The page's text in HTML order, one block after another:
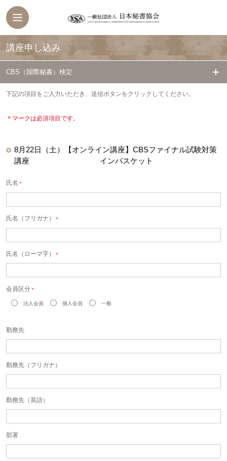
講座申し込み
CBS（国際秘書）検定
下記の項目をご入力いただき、送信ボタンをクリックしてください。
＊マークは必須項目です。
8月22日（土）【オンライン講座】CBSファイナル試験対策
講座 インバスケット
氏名 ＊
氏名（フリガナ） ＊
氏名（ローマ字） ＊
会員区分 ＊
法人会員 個人会員 一般
勤務先
勤務先（フリガナ）
勤務先（英語）
部署